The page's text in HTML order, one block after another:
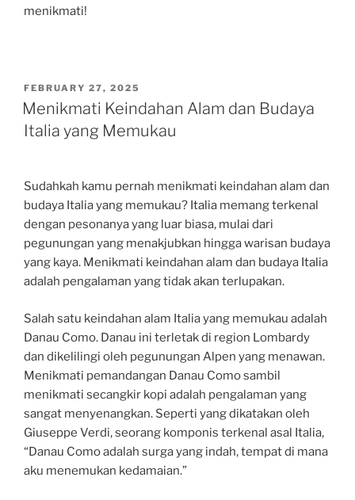
menikmati!
POSTED
ON
FEBRUARY 27, 2025
Menikmati Keindahan Alam dan Budaya
Italia yang Memukau
Sudahkah kamu pernah menikmati keindahan alam dan
budaya Italia yang memukau? Italia memang terkenal
dengan pesonanya yang luar biasa, mulai dari
pegunungan yang menakjubkan hingga warisan budaya
yang kaya. Menikmati keindahan alam dan budaya Italia
adalah pengalaman yang tidak akan terlupakan.
Salah satu keindahan alam Italia yang memukau adalah
Danau Como. Danau ini terletak di region Lombardy
dan dikelilingi oleh pegunungan Alpen yang menawan.
Menikmati pemandangan Danau Como sambil
menikmati secangkir kopi adalah pengalaman yang
sangat menyenangkan. Seperti yang dikatakan oleh
Giuseppe Verdi, seorang komponis terkenal asal Italia,
“Danau Como adalah surga yang indah, tempat di mana
aku menemukan kedamaian.”